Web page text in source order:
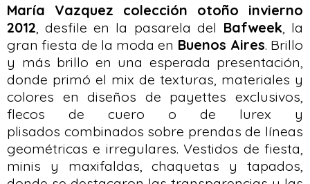
María Vazquez colección otoño invierno
2012 , desfile en la pasarela del Bafweek , la
gran fiesta de la moda en Buenos Aires. Brillo
y más brillo en una esperada presentación,
donde primó el mix de texturas, materiales y
colores en diseños de payettes exclusivos,
flecos de cuero o de lurex y
plisados combinados sobre prendas de líneas
geométricas e irregulares. Vestidos de fiesta,
minis y maxifaldas, chaquetas y tapados,